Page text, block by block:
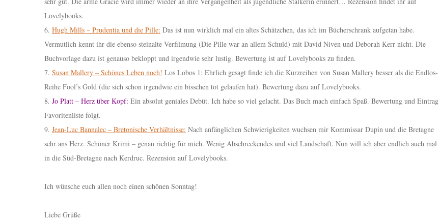
Lovelybooks.
6. Hugh Mills – Prudentia und die Pille: Das ist nun wirklich mal ein altes Schätzchen, das ich im Bücherschrank aufgetan habe.
Vermutlich kennt ihr die ebenso steinalte Verfilmung (Die Pille war an allem Schuld) mit David Niven und Deborah Kerr nicht. Die
Buchvorlage dazu ist genauso bekloppt und irgendwie sehr lustig. Bewertung ist auf Lovelybooks zu finden.
7. Susan Mallery – Schönes Leben noch! Los Lobos 1: Ehrlich gesagt finde ich die Kurzreihen von Susan Mallery besser als die Endlos-
Reihe Fool’s Gold (die sich schon irgendwie ein bisschen tot gelaufen hat). Bewertung dazu auf Lovelybooks.
8. Jo Platt – Herz über Kopf: Ein absolut geniales Debüt. Ich habe so viel gelacht. Das Buch mach einfach Spaß. Bewertung und Eintrag
Favoritenliste folgt.
9. Jean-Luc Bannalec – Bretonische Verhältnisse: Nach anfänglichen Schwierigkeiten wuchsen mir Kommissar Dupin und die Bretagne
sehr ans Herz. Schöner Krimi – genau richtig für mich. Wenig Abschreckendes und viel Landschaft. Nun will ich aber endlich auch mal
in die Süd-Bretagne nach Kerdruc. Rezension auf Lovelybooks.
Ich wünsche euch allen noch einen schönen Sonntag!
Liebe Grüße